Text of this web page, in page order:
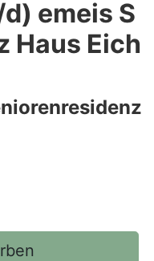
emeis S
Haus Eich